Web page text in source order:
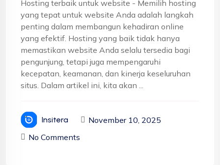
Hosting terbaik untuk website - Memilih hosting
yang tepat untuk website Anda adalah langkah
penting dalam membangun kehadiran online
yang efektif. Hosting yang baik tidak hanya
memastikan website Anda selalu tersedia bagi
pengunjung, tetapi juga mempengaruhi
kecepatan, keamanan, dan kinerja keseluruhan
situs. Dalam artikel ini, kita akan ...
Insitera
November 10, 2025
No Comments